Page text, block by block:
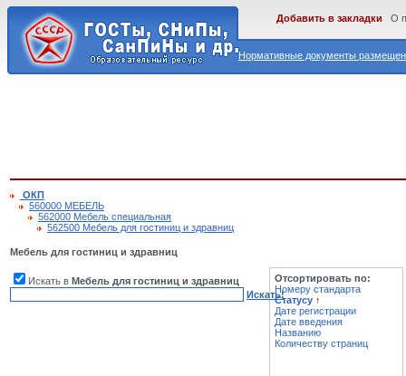
Нормативные документы
Добавить в закладки О
ОКП
560000 МЕБЕЛЬ
562000 Мебель специальная
562500 Мебель для гостиниц и здравниц
Мебель для гостиниц и здравниц
Искать в Мебель для гостиниц и здравниц
Искать!
Отсортировать по:
Номеру стандарта
Статусу ↑
Дате регистрации
Дате введения
Названию
Количеству страниц